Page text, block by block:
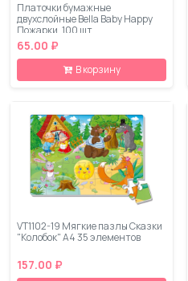
Платочки бумажные
двухслойные Bella Baby Happy
Пожарки, 100 шт
65.00 ₽
В корзину
VT1102-19 Мягкие пазлы Сказки
"Колобок" А4 35 элементов
157.00 ₽